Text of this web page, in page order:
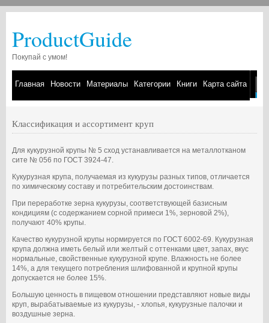
ProductGuide
Покупай с умом!
Главная Новости Материалы Категории Книги Карта сайта
Классификация и ассортимент круп
Для кукурузной крупы № 5 сход устанавливается на металлотканом
сите № 056 по ГОСТ 3924-47.
Кукурузная крупа, получаемая из кукурузы разных типов, отличается
по химическому составу и потребительским достоинствам.
При переработке зерна кукурузы, соответствующей базисным
кондициям (с содержанием сорной примеси 1%, зерновой 2%),
получают 40% крупы.
Качество кукурузной крупы нормируется по ГОСТ 6002-69. Кукурузная
крупа должна иметь белый или желтый с оттенками цвет, запах, вкус
нормальные, свойственные кукурузной крупе. Влажность не более
14%, а для текущего потребления шлифованной и крупной крупы
допускается не более 15%.
Большую ценность в пищевом отношении представляют новые виды
круп, вырабатываемые из кукурузы, - хлопья, кукурузные палочки и
воздушные зерна.